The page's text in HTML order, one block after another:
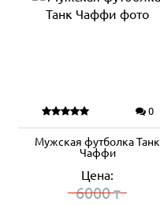
0
Мужская футболка Танк
Чаффи
Цена:
6000₸